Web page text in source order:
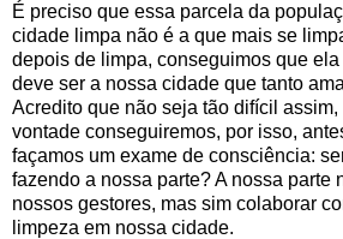
É preciso que essa parcela da
cidade limpa não é a que mais se
depois de limpa, conseguimos que
deve ser a nossa cidade que tanto
Acredito que não seja tão difícil assim,
vontade conseguiremos, por isso,
façamos um exame de consciência:
fazendo a nossa parte? A nossa parte
nossos gestores, mas sim colaborar
limpeza em nossa cidade.